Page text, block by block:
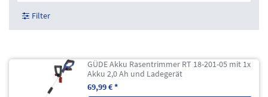
Filter
GÜDE Akku Rasentrimmer RT 18-201-05 mit 1x
Akku 2,0 Ah und Ladegerät
69,99 € *